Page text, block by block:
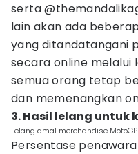
serta
lain akan ada
yang ditandatangani
secara online melalui
semua orang tetap
dan memenangkan
3. Hasil lelang untuk
Lelang amal merchandise
Persentase